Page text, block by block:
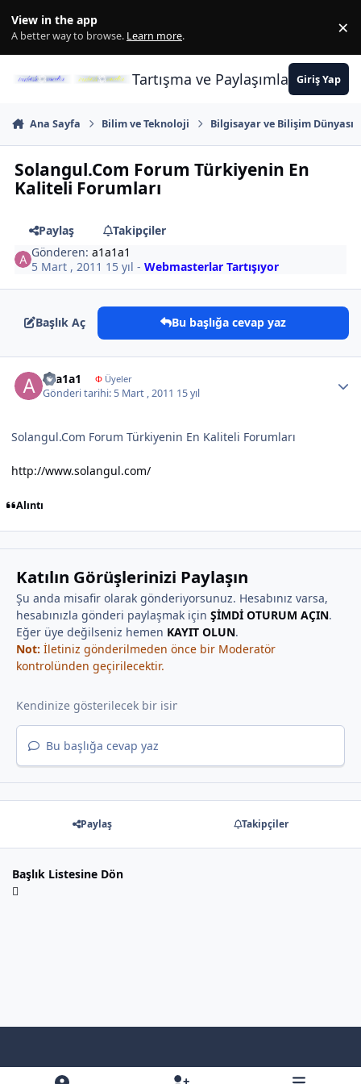
View in the app
A better way to browse. Learn more. ×
Tartışma ve PaylaşımlarınGiriş Yap
Ana Sayfa Bilim ve Teknoloji Bilgisayar ve Bilişim Dünyası
Solangul.Com Forum Türkiyenin En
Kaliteli Forumları
Paylaş
Takipçiler
Gönderen:a1a1a1
5 Mart , 2011 15 yıl -Webmasterlar Tartışıyor
Başlık Aç Bu başlığa cevap yaz
a1a1a1 ΦÜyeler
Gönderi tarihi: 5 Mart , 2011 15 yıl
Solangul.Com Forum Türkiyenin En Kaliteli Forumları
http://www.solangul.com/
Alıntı
Katılın Görüşlerinizi Paylaşın
Şu anda misafir olarak gönderiyorsunuz. Hesabınız varsa,
hesabınızla gönderi paylaşmak için ŞİMDİ OTURUM AÇIN.
Eğer üye değilseniz hemen KAYIT OLUN.
Not: İletiniz gönderilmeden önce bir Moderatör
kontrolünden geçirilecektir.
Bu başlığa cevap yaz
Paylaş Takipçiler
Başlık Listesine Dön
Light ModeDark Mode y